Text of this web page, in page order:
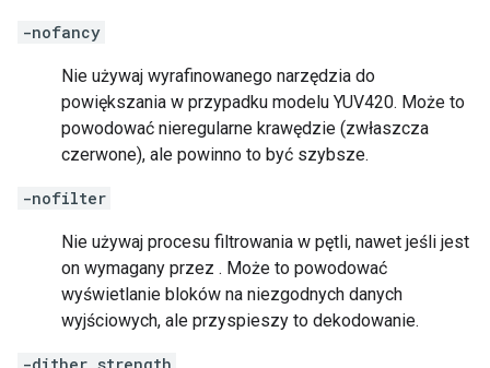
-nofancy
Nie używaj wyrafinowanego narzędzia do
powiększania w przypadku modelu YUV420. Może to
powodować nieregularne krawędzie (zwłaszcza
czerwone), ale powinno to być szybsze.
-nofilter
Nie używaj procesu filtrowania w pętli, nawet jeśli jest
on wymagany przez . Może to powodować
wyświetlanie bloków na niezgodnych danych
wyjściowych, ale przyspieszy to dekodowanie.